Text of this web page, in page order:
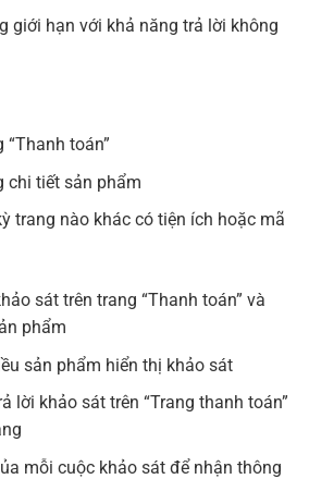
giới hạn với khả năng trả lời không
“Thanh toán”
chi tiết sản phẩm
trang nào khác có tiện ích hoặc mã
sát trên trang “Thanh toán” và
phẩm
sản phẩm hiển thị khảo sát
lời khảo sát trên “Trang thanh toán”
mỗi cuộc khảo sát để nhận thông